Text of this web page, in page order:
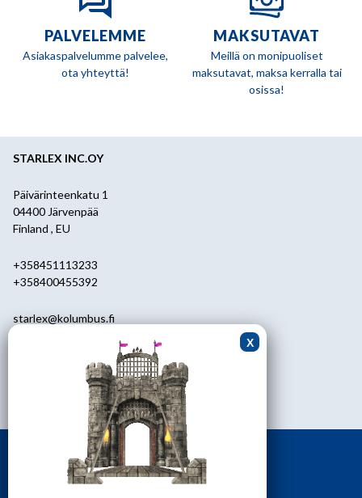
PALVELEMME
Asiakaspalvelumme palvelee,
ota yhteyttä!
MAKSUTAVAT
Meillä on monipuoliset
maksutavat, maksa kerralla tai
osissa!
STARLEX INC.OY
Päivärinteenkatu 1
04400 Järvenpää
Finland , EU
+358451113233
+358400455392
starlex@kolumbus.fi
ark.klo 08.30-17.00